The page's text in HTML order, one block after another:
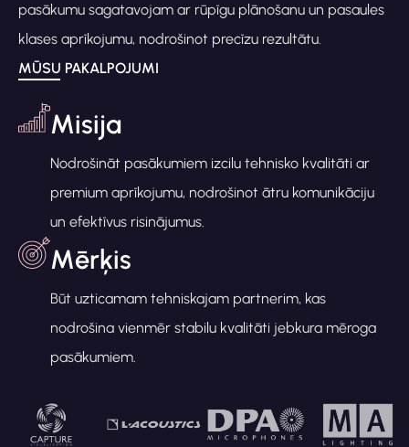
Misija
Nodrošināt pasākumiem izcilu tehnisko kvalitāti ar
premium aprīkojumu, nodrošinot ātru komunikāciju
un efektīvus risinājumus.
Mērķis
Būt uzticamam tehniskajam partnerim, kas
nodrošina vienmēr stabilu kvalitāti jebkura mēroga
pasākumiem.
pasākumu sagatavojam ar rūpīgu plānošanu un pasaules
klases aprīkojumu, nodrošinot precīzu rezultātu.
MŪSU PAKALPOJUMI